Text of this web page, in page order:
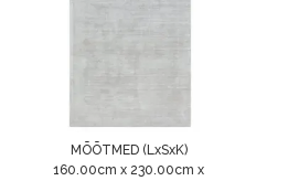
MÕÕTMED (LxSxK)
160.00cm x 230.00cm x